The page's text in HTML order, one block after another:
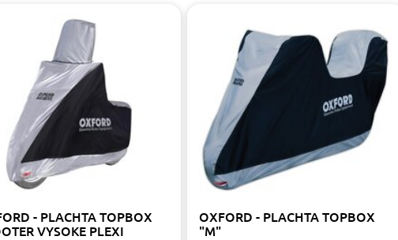
- PLACHTA TOPBOX
VYSOKE PLEXI
OXFORD - PLACHTA TOPBOX
"M"